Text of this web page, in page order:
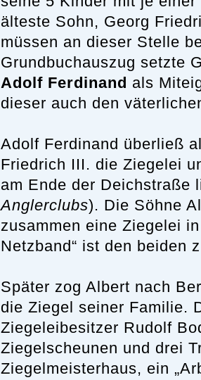
älteste Sohn, Georg
müssen an dieser Stelle
Grundbuchauszug setzte
Adolf Ferdinand als
dieser auch den
Adolf Ferdinand überließ
Friedrich III. die Ziegelei
am Ende der Deichstraße
Anglerclubs). Die Söhne
zusammen eine Ziegelei
Netzband“ ist den beiden
Später zog Albert nach
die Ziegel seiner Familie.
Ziegeleibesitzer Rudolf
Ziegelscheunen und drei
Ziegelmeisterhaus, ein